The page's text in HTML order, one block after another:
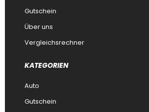
Gutschein
Über uns
Vergleichsrechner
KATEGORIEN
Auto
Gutschein